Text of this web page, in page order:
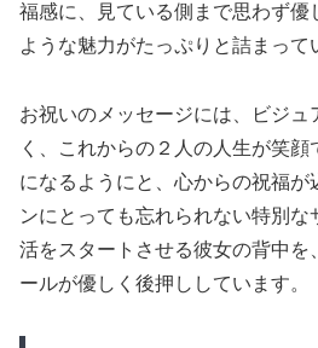
福感に、見ている側まで思わず優
ような魅力がたっぷりと詰まって
お祝いのメッセージには、ビジュ
く、これからの２人の人生が笑
になるようにと、心からの祝福が
ンにとっても忘れられない特別
活をスタートさせる彼女の背中を
ールが優しく後押ししています。